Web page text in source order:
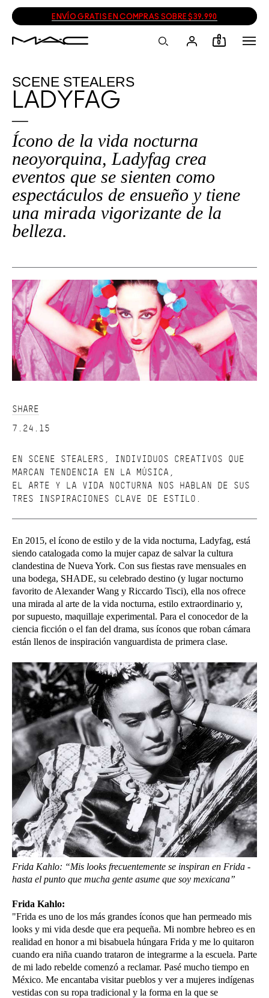
ENVÍO GRATIS EN COMPRAS SOBRE $39.990
0
SCENE STEALERS
LADYFAG
Ícono de la vida nocturna
neoyorquina, Ladyfag crea
eventos que se sienten como
espectáculos de ensueño y tiene
una mirada vigorizante de la
belleza.
SHARE
7.24.15
EN SCENE STEALERS, INDIVIDUOS CREATIVOS QUE
MARCAN TENDENCIA EN LA MÚSICA,
EL ARTE Y LA VIDA NOCTURNA NOS HABLAN DE SUS
TRES INSPIRACIONES CLAVE DE ESTILO.
En 2015, el ícono de estilo y de la vida nocturna, Ladyfag, está
siendo catalogada como la mujer capaz de salvar la cultura
clandestina de Nueva York. Con sus fiestas rave mensuales en
una bodega, SHADE, su celebrado destino (y lugar nocturno
favorito de Alexander Wang y Riccardo Tisci), ella nos ofrece
una mirada al arte de la vida nocturna, estilo extraordinario y,
por supuesto, maquillaje experimental. Para el conocedor de la
ciencia ficción o el fan del drama, sus íconos que roban cámara
están llenos de inspiración vanguardista de primera clase.
Frida Kahlo: “Mis looks frecuentemente se inspiran en Frida -
hasta el punto que mucha gente asume que soy mexicana”
Frida Kahlo:
"Frida es uno de los más grandes íconos que han permeado mis
looks y mi vida desde que era pequeña. Mi nombre hebreo es en
realidad en honor a mi bisabuela húngara Frida y me lo quitaron
cuando era niña cuando trataron de integrarme a la escuela. Parte
de mi lado rebelde comenzó a reclamar. Pasé mucho tiempo en
México. Me encantaba visitar pueblos y ver a mujeres indígenas
vestidas con su ropa tradicional y la forma en la que se